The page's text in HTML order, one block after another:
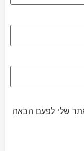
שלי לפעם הבאה